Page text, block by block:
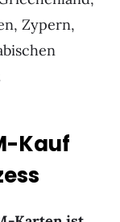
Zypern,
Kauf